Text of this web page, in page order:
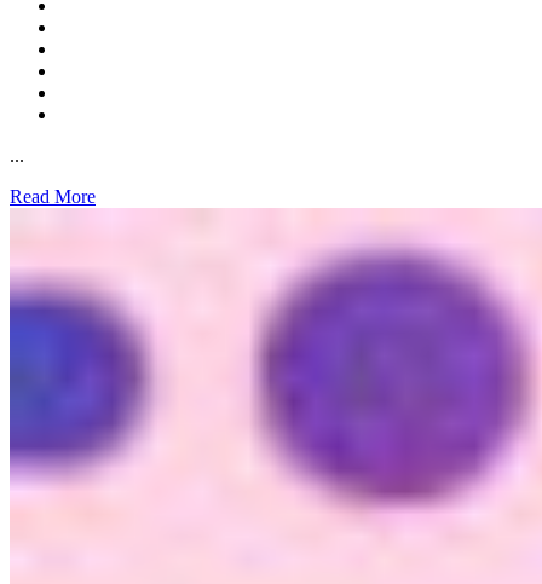
...
Read More